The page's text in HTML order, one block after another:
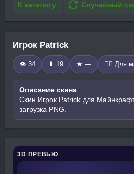
К каталогу Случайный
Игрок Patrick
👁 34 ⬇ 19 ★ — 🧍‍♂️ Для
Описание скина
Скин Игрок Patrick для
загрузка PNG.
3D ПРЕВЬЮ